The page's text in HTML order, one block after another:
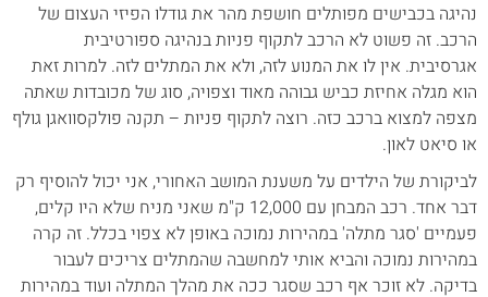
נהיגה בכבישים מפותלים חושפת מהר את גודלו הפיזי העצום של
הרכב. זה פשוט לא הרכב לתקוף פניות בנהיגה ספורטיבית
אגרסיבית. אין לו את המנוע לזה, ולא את המתלים לזה. למרות זאת
הוא מגלה אחיזת כביש גבוהה מאוד וצפויה, סוג של מכובדות שאתה
מצפה למצוא ברכב כזה. רוצה לתקוף פניות – תקנה פולקסוואגן גולף
או סיאט לאון.
לביקורת של הילדים על משענת המושב האחורי, אני יכול להוסיף רק
דבר אחד. רכב המבחן עם 12,000 ק"מ שאני מניח שלא היו קלים,
פעמיים 'סגר מתלה' במהירות נמוכה באופן לא צפוי בכלל. זה קרה
במהירות נמוכה והביא אותי למחשבה שהמתלים צריכים לעבור
בדיקה. לא זוכר אף רכב שסגר ככה את מהלך המתלה ועוד במהירות